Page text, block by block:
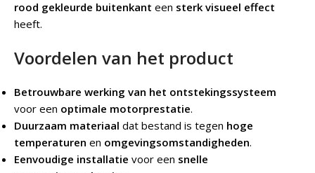
rood gekleurde buitenkant een sterk visueel effect
heeft.
Voordelen van het product
Betrouwbare werking van het ontstekingssysteem
voor een optimale motorprestatie.
Duurzaam materiaal dat bestand is tegen hoge
temperaturen en omgevingsomstandigheden.
Eenvoudige installatie voor een snelle